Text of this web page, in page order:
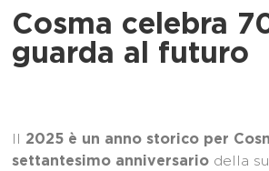
Cosma celebra
guarda al futuro
Il 2025 è un anno storico per
settantesimo anniversariodella